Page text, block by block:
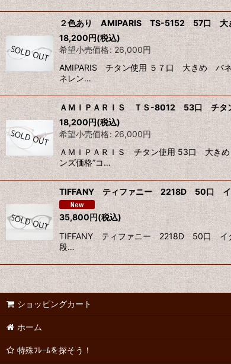
２色あり AMIPARIS TS-5152 57口
18,200円(税込)
希望小売価格: 26,000円
AMIPARIS チタン使用 ５７口 大きめ バネ
ネレン…
ＡＭＩＰＡＲＩＳ ＴＳ-8012 53口 チタ
18,200円(税込)
希望小売価格: 26,000円
ＡＭＩＰＡＲＩＳ チタン使用 53口 大きめ
ンズ価格”コ…
TIFFANY ティファニー 2218D 50口 イ
35,800円(税込)
TIFFANY ティファニー 2218D 50口 イタ
段…
ショッピングカート
ホーム
特殊ﾌﾚｰﾑを探そう！